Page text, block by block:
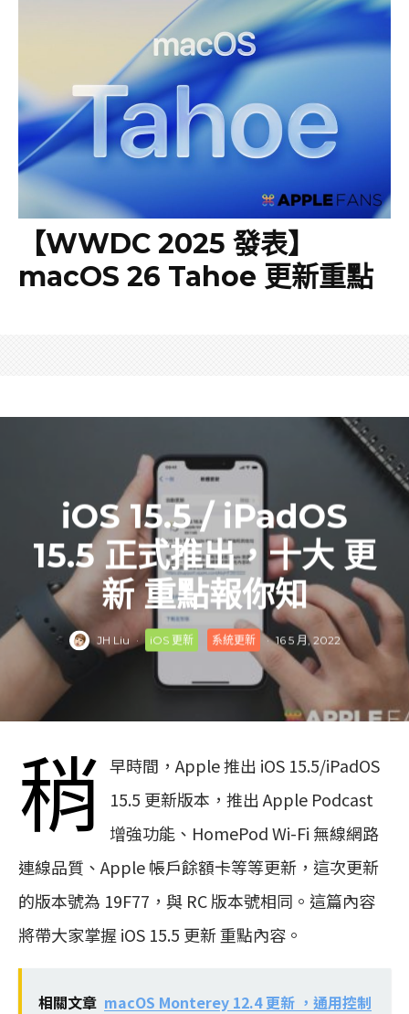
【WWDC 2025 發表】
macOS 26 Tahoe 更新重點
iOS 15.5 / iPadOS
15.5 正式推出，十大 更
新 重點報你知
JH Liu · iOS 更新 系統更新 · 16 5 月, 2022
稍 早時間，Apple 推出 iOS 15.5/iPadOS
15.5 更新版本，推出 Apple Podcast
增強功能、HomePod Wi-Fi 無線網路
連線品質、Apple 帳戶餘額卡等等更新，這次更新
的版本號為 19F77，與 RC 版本號相同。這篇內容
將帶大家掌握 iOS 15.5 更新 重點內容。
相關文章 macOS Monterey 12.4 更新 ，通用控制